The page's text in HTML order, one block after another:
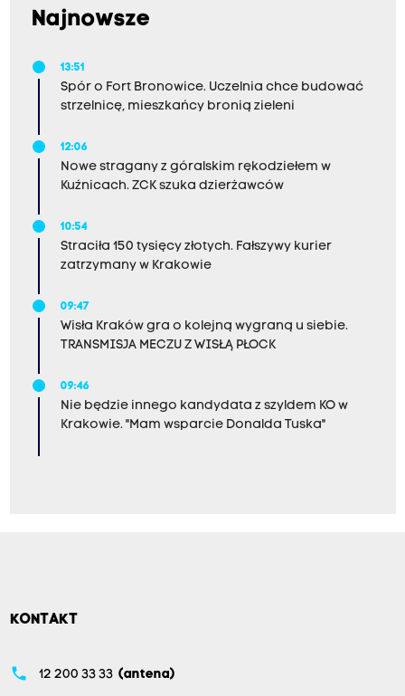
Najnowsze
13:51
Spór o Fort Bronowice. Uczelnia chce budować
strzelnicę, mieszkańcy bronią zieleni
12:06
Nowe stragany z góralskim rękodziełem w
Kuźnicach. ZCK szuka dzierżawców
10:54
Straciła 150 tysięcy złotych. Fałszywy kurier
zatrzymany w Krakowie
09:47
Wisła Kraków gra o kolejną wygraną u siebie.
TRANSMISJA MECZU Z WISŁĄ PŁOCK
09:46
Nie będzie innego kandydata z szyldem KO w
Krakowie. "Mam wsparcie Donalda Tuska"
KONTAKT
phone 12 200 33 33 (antena)